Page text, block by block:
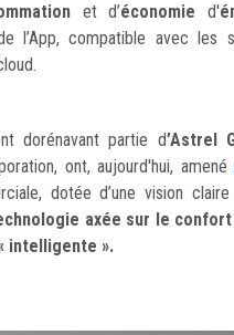
et d’économied'
l’App, compatible avec les
dorénavant partie d’Astrel
ont, aujourd'hui, amené
dotée d’une vision
axée sur le
intelligente ».